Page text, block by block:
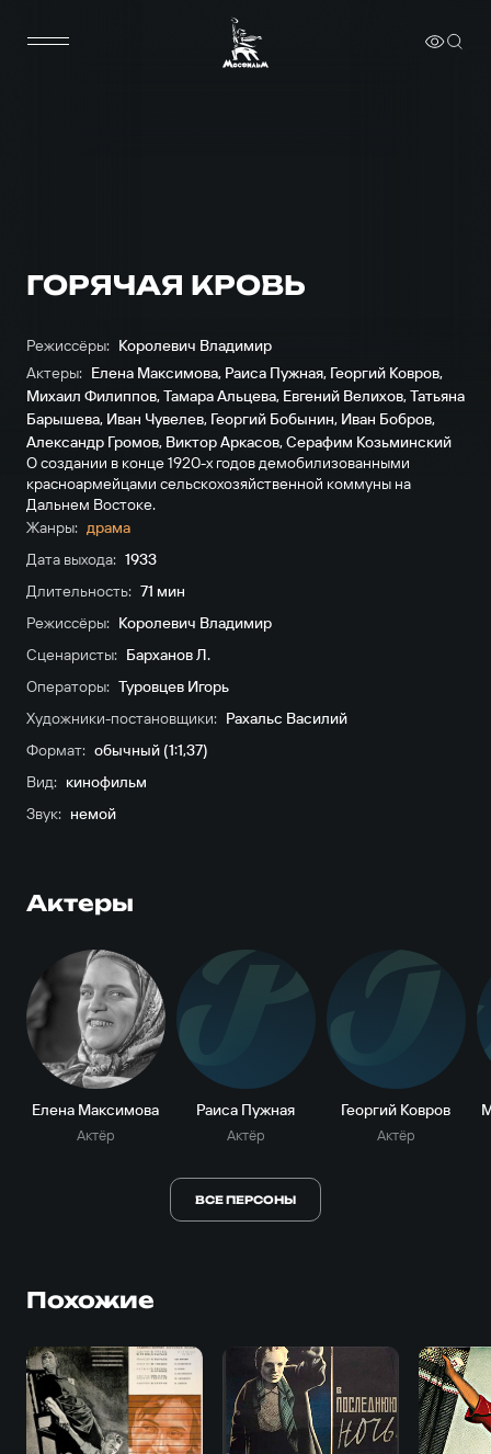
ГОРЯЧАЯ КРОВЬ
Режиссёры: Королевич Владимир
Актеры: Елена Максимова, Раиса Пужная, Георгий Ковров,
Михаил Филиппов,Тамара Альцева, Евгений Велихов,Татьяна
Барышева, Иван Чувелев, Георгий Бобынин, Иван Бобров,
Александр Громов, Виктор Аркасов,Серафим Козьминский
О создании в конце 1920-х годов демобилизованными
красноармейцами сельскохозяйственной коммуны на
Дальнем Востоке.
Жанры: драма
Дата выхода: 1933
Длительность: 71 мин
Режиссёры: Королевич Владимир
Сценаристы: Барханов Л.
Операторы: Туровцев Игорь
Художники-постановщики: Рахальс Василий
Формат: обычный (1:1,37)
Вид: кинофильм
Звук: немой
Актеры
Елена Максимова
Актёр
Р
Раиса Пужная
Актёр
Г
Георгий Ковров
Актёр
ВСЕ ПЕРСОНЫ
Похожие